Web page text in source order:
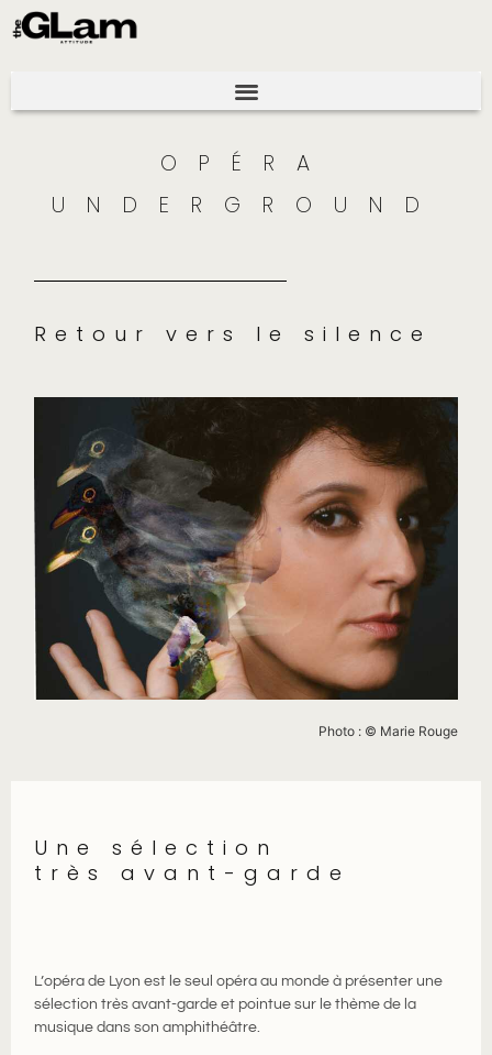
OPÉRA
UNDERGROUND
Retour vers le silence
Photo : © Marie Rouge
Une sélection
très avant-garde
L’opéra de Lyon est le seul opéra au monde à présenter une
sélection très avant-garde et pointue sur le thème de la
musique dans son amphithéâtre.